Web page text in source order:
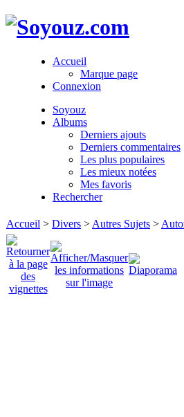
Accueil
Marque page
Connexion
Soyouz
Albums
Derniers ajouts
Derniers commentaires
Les plus populaires
Les mieux notées
Mes favoris
Rechercher
Accueil > Divers > Autres Sujets >